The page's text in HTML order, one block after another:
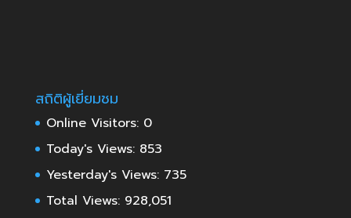
สถิติผู้เยี่ยมชม
Online Visitors: 0
Today's Views: 853
Yesterday's Views: 735
Total Views: 928,051